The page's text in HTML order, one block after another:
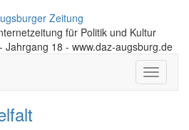
Zeitung
für Politik und Kultur
Jahrgang 18 - www.daz-augsburg.de
Toggle